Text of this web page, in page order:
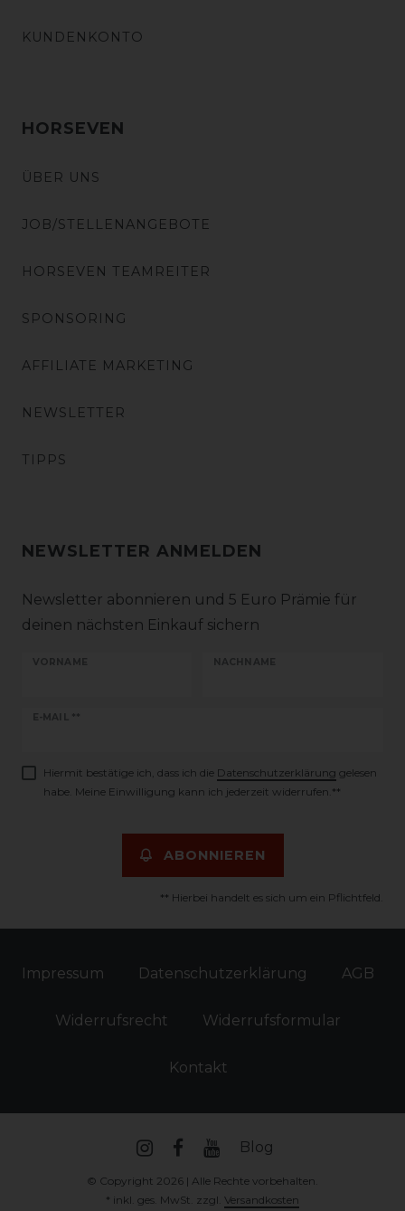
KUNDENKONTO
HORSEVEN
ÜBER UNS
JOB/STELLENANGEBOTE
HORSEVEN TEAMREITER
SPONSORING
AFFILIATE MARKETING
NEWSLETTER
TIPPS
NEWSLETTER ANMELDEN
Newsletter abonnieren und 5 Euro Prämie für
deinen nächsten Einkauf sichern
VORNAME NACHNAME
E-MAIL **
Newsletter
Hiermit bestätige ich, dass ich die Daten­schutz­erklärung gelesen
habe. Meine Einwilligung kann ich jederzeit widerrufen.**
ABONNIEREN
** Hierbei handelt es sich um ein Pflichtfeld.
Impressum Daten­schutz­erklärung AGB
Widerrufs­recht Widerrufs­formular
Kontakt
Blog
© Copyright 2026 | Alle Rechte vorbehalten.
* inkl. ges. MwSt. zzgl. Versandkosten